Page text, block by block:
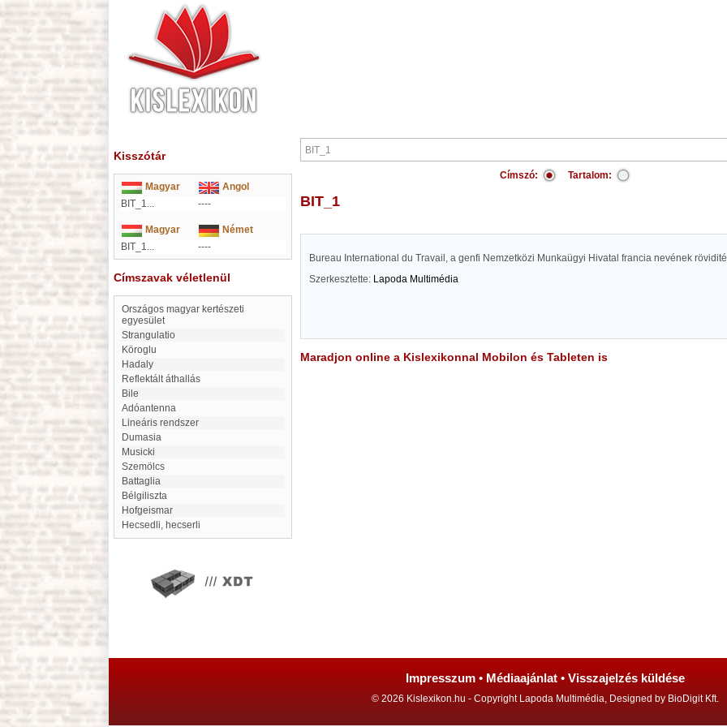
Kisszótár
Magyar
Angol
BIT_1...
----
Magyar
Német
BIT_1...
----
Címszavak véletlenül
Országos magyar kertészeti
egyesület
Strangulatio
Köroglu
Hadaly
reflektált áthallás
Bile
Adóantenna
lineáris rendszer
Dumasia
Musicki
Szemölcs
Battaglia
Bélgiliszta
Hofgeismar
hecsedli, hecserli
Címszó: Tartalom:
BIT_1
Bureau International du Travail, a genfi Nemzetközi Munkaügyi Hivatal francia nevének
Szerkesztette: Lapoda Multimédia
Maradjon online a Kislexikonnal Mobilon és Tableten is
Impresszum • Médiaajánlat • Visszajelzés küldése
© 2026 Kislexikon.hu - Copyright Lapoda Multimédia, Designed by BioDigit Kft.